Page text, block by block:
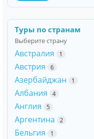
Туры по странам
Выберите страну
Австралия 1
Австрия 6
Азербайджан 1
Албания 4
Англия 5
Аргентина 2
Бельгия 1